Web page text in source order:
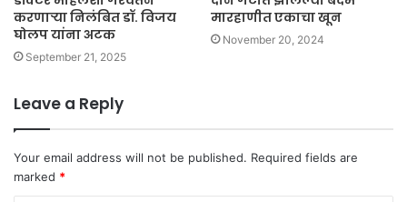
करणाऱ्या निलंबित डॉ. विजय
घोलप यांना अटक
September 21, 2025
मारहाणीत एकाचा खून
November 20, 2024
Leave a Reply
Your email address will not be published. Required fields are
marked *